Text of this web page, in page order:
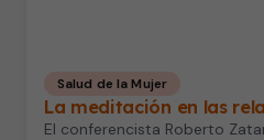
Salud de la Mujer
La meditación en las
El conferencista Roberto